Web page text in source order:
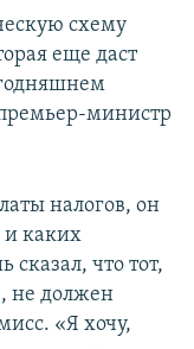
схему
еще даст
премьер-министр
налогов, он
и каких
что тот,
не должен
«Я хочу,